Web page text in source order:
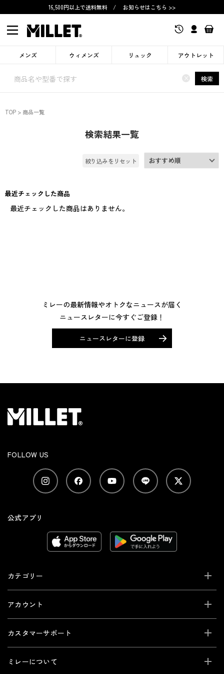
16,500円以上で送料無料 / お知らせはこちら >>
メンズ ウィメンズ リュック アウトレット
× 検索
TOP 商品一覧
検索結果一覧
絞り込みをリセット
最近チェックした商品
最近チェックした商品はありません。
ミレーの最新情報やオトクなニュースが届く
ニュースレターに今すぐご登録！
ニュースレターに登録
FOLLOW US
公式アプリ
カテゴリー
アカウント
カスタマーサポート
ミレーについて